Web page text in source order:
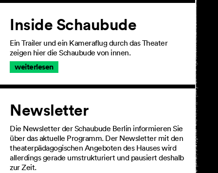
Inside Schaubude
Ein Trailer und ein Kameraflug durch das Theater
zeigen hier die Schaubude von innen.
weiterlesen
Newsletter
Die Newsletter der Schaubude Berlin informieren Sie
über das aktuelle Programm. Der Newsletter mit den
theaterpädagogischen Angeboten des Hauses wird
allerdings gerade umstrukturiert und pausiert deshalb
zur Zeit.